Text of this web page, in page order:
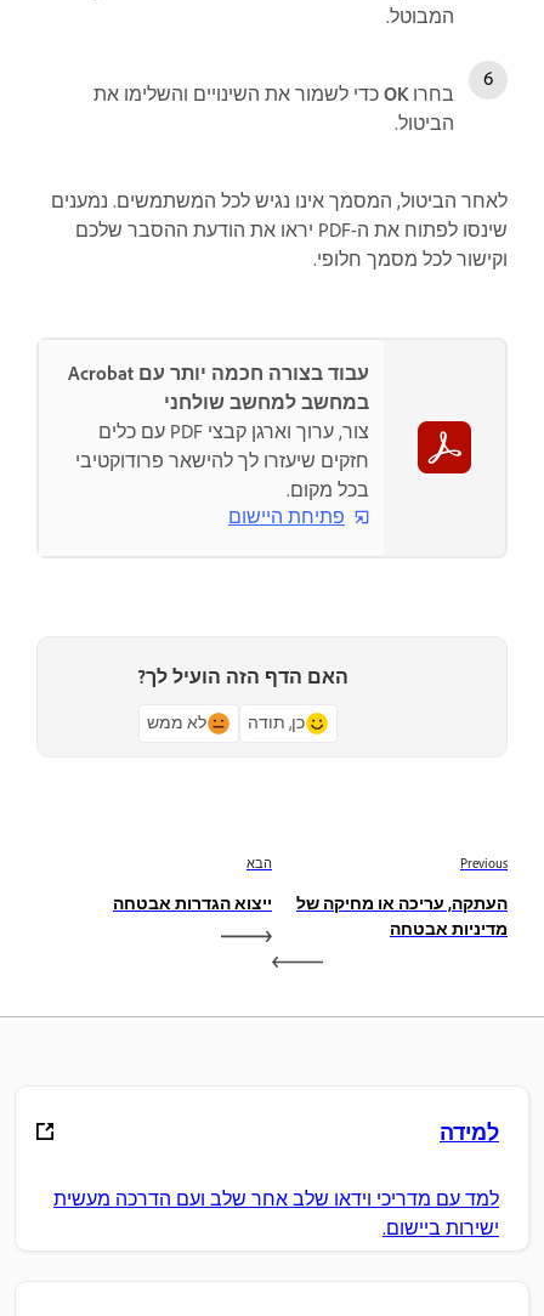
המבוטל.
בחרוOK כדי לשמור את השינויים והשלימו את
הביטול.
לאחר הביטול, המסמך אינו נגיש לכל המשתמשים. נמענים
שינסו לפתוח את ה-PDF יראו את הודעת ההסבר שלכם
וקישור לכל מסמך חלופי.
עבוד בצורה חכמה יותר עם Acrobat
במחשב למחשב שולחני
צור, ערוך וארגן קבצי PDF עם כלים
חזקים שיעזרו לך להישאר פרודוקטיבי
בכל מקום.
פתיחת היישום
האם הדף הזה הועיל לך?
כן, תודה לא ממש
Previous
העתקה, עריכה או מחיקה של
מדיניות אבטחה
הבא
ייצוא הגדרות אבטחה
למידה
למד עם מדריכי וידאו שלב אחר שלב ועם הדרכה מעשית
ישירות ביישום.